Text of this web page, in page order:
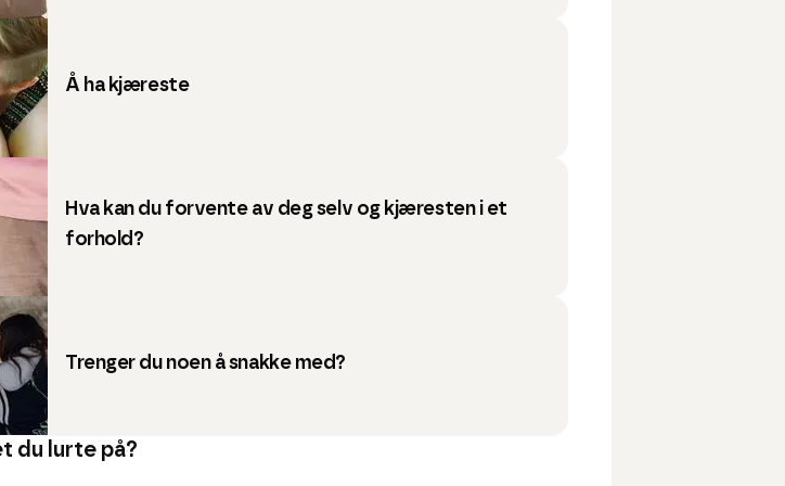
Å ha kjæreste
Hva kan du forvente av deg selv og kjæresten i et
forhold?
Trenger du noen å snakke med?
du lurte på?